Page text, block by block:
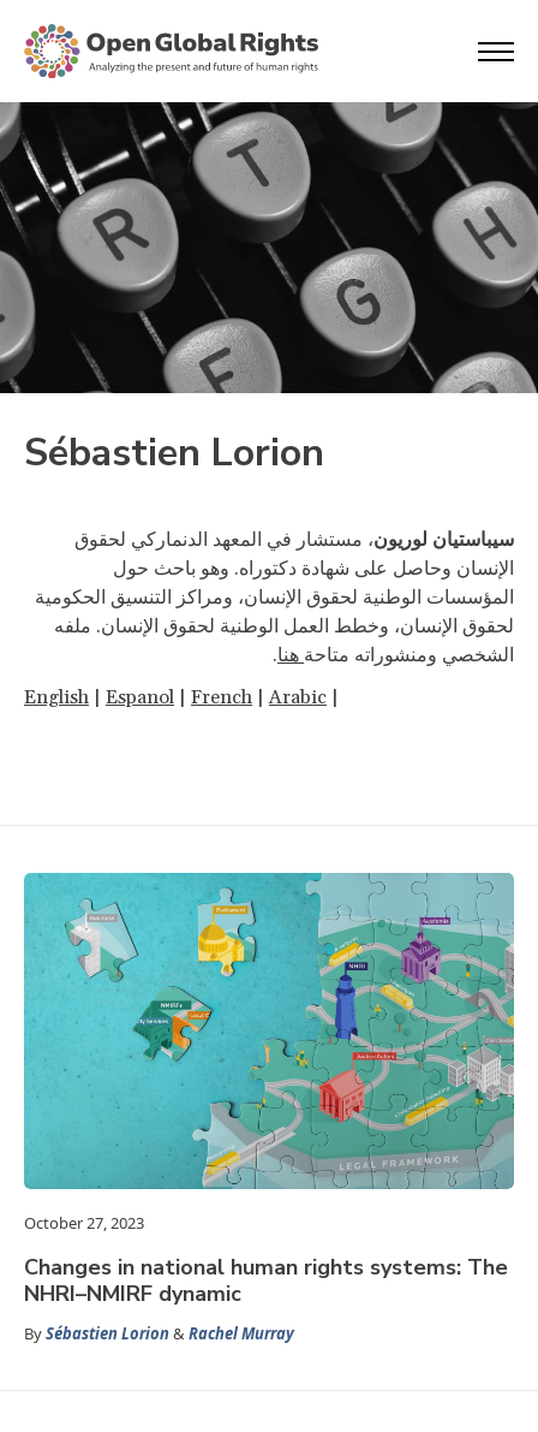
Sébastien Lorion
سيباستيان لوريون، مستشار في المعهد الدنماركي لحقوق
الإنسان وحاصل على شهادة دكتوراه. وهو باحث حول
المؤسسات الوطنية لحقوق الإنسان، ومراكز التنسيق الحكومية
لحقوق الإنسان، وخطط العمل الوطنية لحقوق الإنسان. ملفه
الشخصي ومنشوراته متاحة هنا.
English | Espanol | French |Arabic |
October 27, 2023
Changes in national human rights systems: The
NHRI–NMIRF dynamic
BySébastien Lorion&Rachel Murray